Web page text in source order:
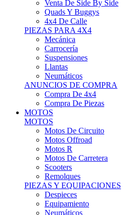
Motos R
Motos De Carretera
Scooters
Remolques
PIEZAS Y EQUIPACIONES
Despieces
Equipamiento
Neumáticos
ANUNCIOS DE COMPRA
Compra Motos
Compra Piezas
ASISTENCIA Y TALLER
ASISTENCIA Y TALLER
Camiones
Autobuses
Furgonetas
Venta De Remolques
Alquiler De Remolques
Carpas
Herramientas
ANUNCIOS DE COMPRA
Compra De Vehículos
Compra De Herramientas